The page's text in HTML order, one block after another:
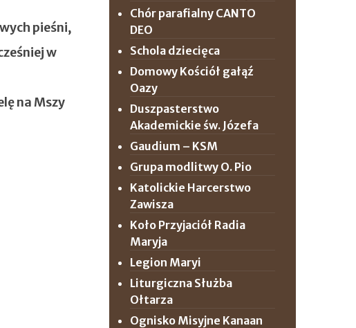
pieśni,
w
na Mszy
Chór parafialny CANTO
DEO
Schola dziecięca
Domowy Kościół gałąź
Oazy
Duszpasterstwo
Akademickie św. Józefa
Gaudium – KSM
Grupa modlitwy O. Pio
Katolickie Harcerstwo
Zawisza
Koło Przyjaciół Radia
Maryja
Legion Maryi
Liturgiczna Służba
Ołtarza
Ognisko Misyjne Kanaan